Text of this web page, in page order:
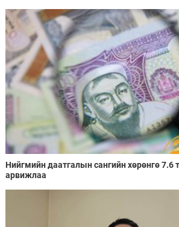
Нийгмийн даатгалын сангийн хөрөнгө 7.6
арвижлаа